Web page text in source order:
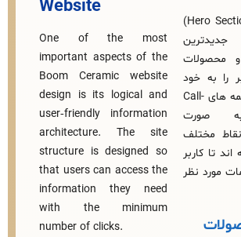
One of the most
important aspects of the
Boom Ceramic website
design is its logical and
user‑friendly information
architecture. The site
structure is designed so
that users can access the
information they need
with the minimum
number of clicks.